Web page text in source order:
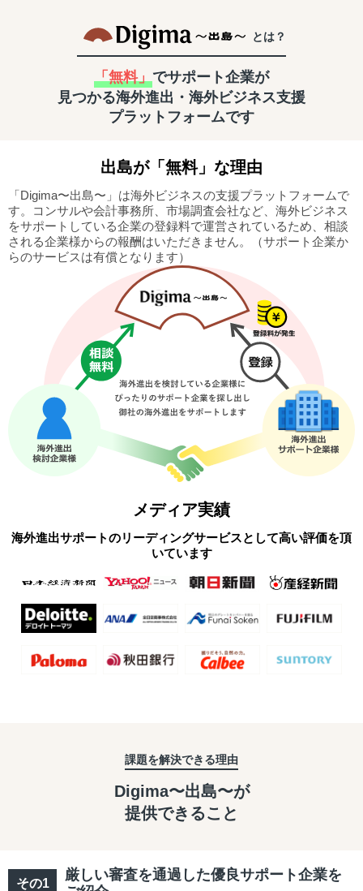
とは？
「無料」 でサポート企業が
見つかる海外進出・海外ビジネス支援
プラットフォームです
出島が「無料」な理由
「Digima〜出島〜」は海外ビジネスの支援プラットフォームで
す。
コンサルや会計事務所、市場調査会社など、海外ビジネス
をサポートしている企業の登録料で運営されているため、相談
される企業様からの報酬はいただきません。
（サポート企業か
らのサービスは有償となります）
メディア実績
海外進出サポートのリーディングサービスとして高い評価を頂
いています
課題を解決できる理由
Digima〜出島〜が
提供できること
厳しい審査を通過した優良サポート企業を